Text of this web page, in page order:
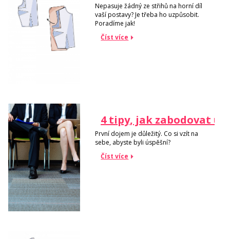
Nepasuje žádný ze střihů na horní díl
vaší postavy? Je třeba ho uzpůsobit.
Poradíme jak!
Číst více
4 tipy, jak zabodovat u
První dojem je důležitý. Co si vzít na
sebe, abyste byli úspěšní?
Číst více